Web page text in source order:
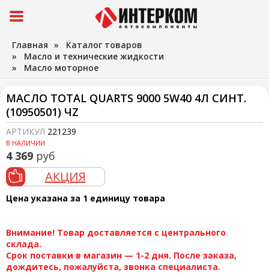
Главная » Каталог товаров
» Масло и технические жидкости
» Масло моторное
МАСЛО TOTAL QUARTS 9000 5W40 4Л СИНТ.
(10950501) ЧZ
АРТИКУЛ 221239
В НАЛИЧИИ
4 369 руб
АКЦИЯ
Цена указана за 1 единицу товара
Внимание! Товар доставляется с центрального
склада.
Срок поставки в магазин — 1-2 дня. После заказа,
дождитесь, пожалуйста, звонка специалиста.